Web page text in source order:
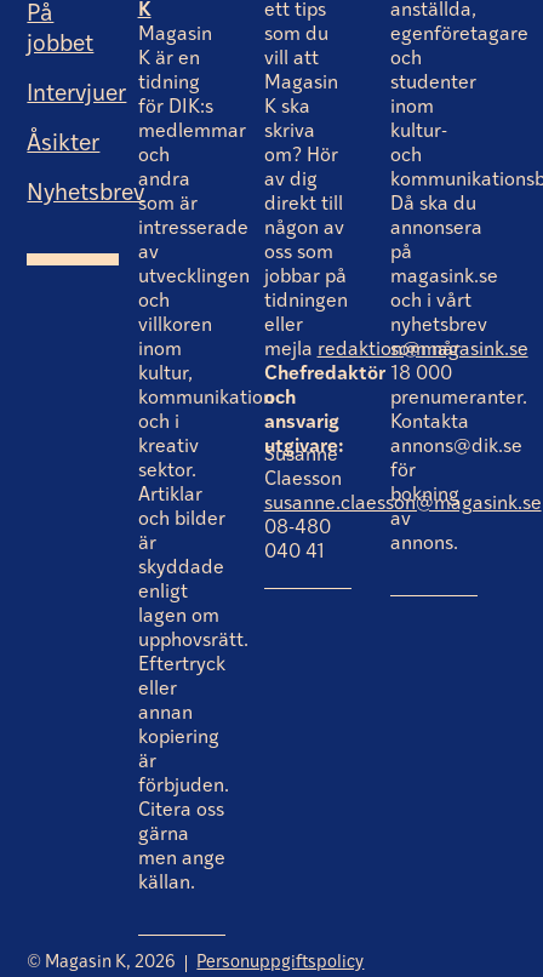
På
jobbet
Intervjuer
Åsikter
Nyhetsbrev
K
Magasin
K är en
tidning
för DIK:s
medlemmar
och
andra
som är
intresserade
av
utvecklingen
och
villkoren
inom
kultur,
kommunikation
och i
kreativ
sektor.
Artiklar
och bilder
är
skyddade
enligt
lagen om
upphovsrätt.
Eftertryck
eller
annan
kopiering
är
förbjuden.
Citera oss
gärna
men ange
källan.
ett tips
som du
vill att
Magasin
K ska
skriva
om? Hör
av dig
direkt till
någon av
oss som
jobbar på
tidningen
eller
mejla redaktion@magasink.se
Chefredaktör
och
ansvarig
utgivare:
Susanne
Claesson
susanne.claesson@magasink.se
08-480
040 41
anställda,
egenföretagare
och
studenter
inom
kultur-
och
Då ska du
annonsera
på
magasink.se
och i vårt
nyhetsbrev
som når
18 000
prenumeranter.
Kontakta
annons@dik.se
för
bokning
av
annons.
© Magasin K, 2026 Personuppgiftspolicy